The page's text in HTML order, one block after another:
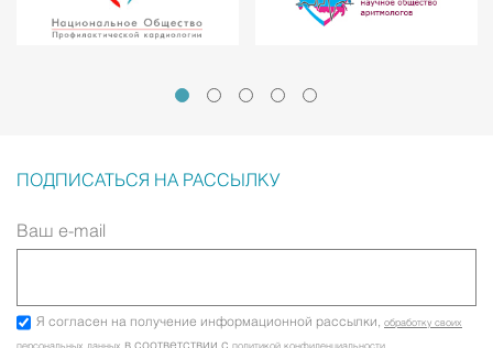
ПОДПИСАТЬСЯ НА РАССЫЛКУ
Ваш e-mail
Я согласен на получение информационной рассылки, обработку своих
в соответствии с